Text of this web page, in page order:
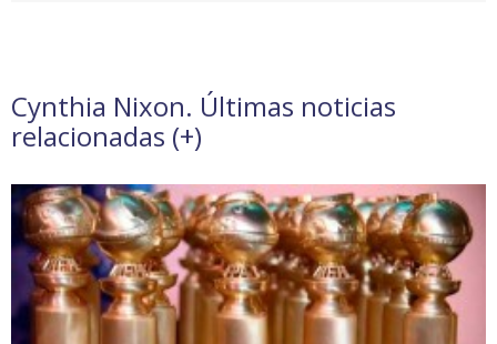
Cynthia Nixon. Últimas noticias
relacionadas (+)